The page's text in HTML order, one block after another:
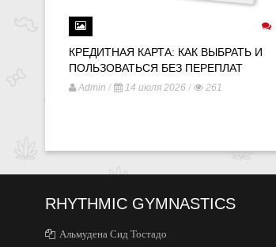
КРЕДИТНАЯ КАРТА: КАК ВЫБРАТЬ И
ПОЛЬЗОВАТЬСЯ БЕЗ ПЕРЕПЛАТ
Admin / 14 июля 2026 / 261
RHYTHMIC GYMNASTICS
Альмудена Сид Тостадо